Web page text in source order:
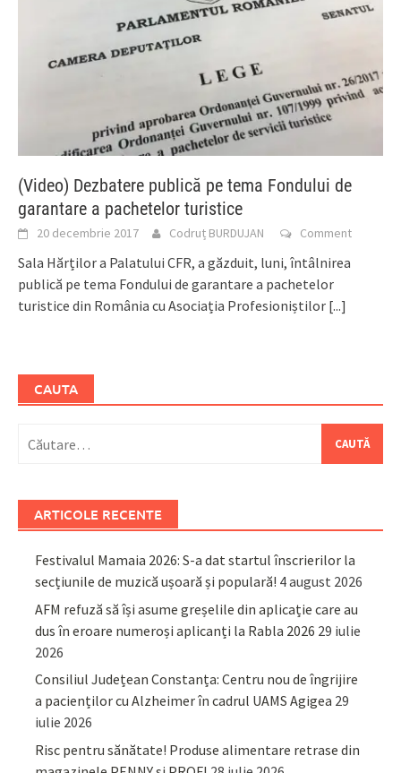
(Video) Dezbatere publică pe tema Fondului de
garantare a pachetelor turistice
20 decembrie 2017 Codruț BURDUJAN Comment
Sala Hărților a Palatului CFR, a găzduit, luni, întâlnirea
publică pe tema Fondului de garantare a pachetelor
turistice din România cu Asociația Profesioniștilor [...]
CAUTA
după:
ARTICOLE RECENTE
Festivalul Mamaia 2026: S-a dat startul înscrierilor la
secțiunile de muzică ușoară și populară! 4 august 2026
AFM refuză să își asume greșelile din aplicație care au
dus în eroare numeroși aplicanți la Rabla 2026 29 iulie
2026
Consiliul Județean Constanța: Centru nou de îngrijire
a pacienților cu Alzheimer în cadrul UAMS Agigea 29
iulie 2026
Risc pentru sănătate! Produse alimentare retrase din